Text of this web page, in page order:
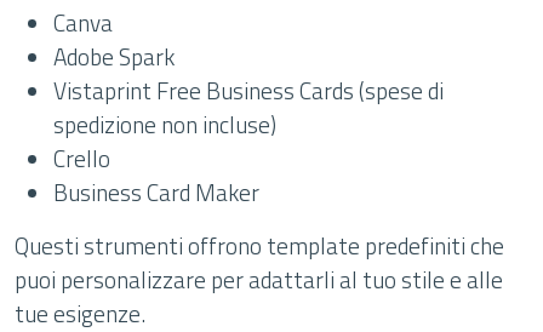
Canva
Adobe Spark
Vistaprint Free Business Cards (spese di
spedizione non incluse)
Crello
Business Card Maker
Questi strumenti offrono template predefiniti che
puoi personalizzare per adattarli al tuo stile e alle
tue esigenze.